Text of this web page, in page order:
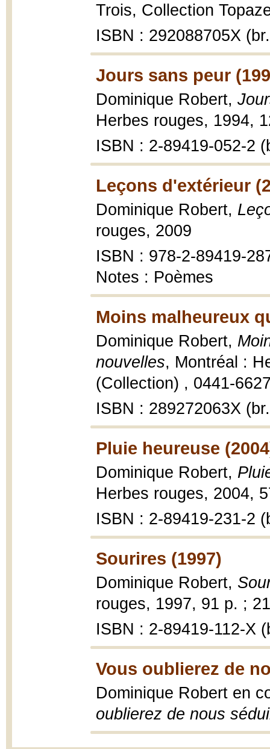
Trois, Collection
ISBN : 292088705X
Jours sans peur
Dominique Robert,
Herbes rouges, 1994,
ISBN : 2-89419-052-2
Leçons d'extérieur
Dominique Robert,
rouges, 2009
ISBN : 978-2-89419-
Notes : Poèmes
Moins malheureux
Dominique Robert,
nouvelles, Montréal :
(Collection) , 0441-
ISBN : 289272063X
Pluie heureuse
Dominique Robert,
Herbes rouges, 2004,
ISBN : 2-89419-231-2
Sourires (1997)
Dominique Robert,
rouges, 1997, 91 p. ;
ISBN : 2-89419-112-X
Vous oublierez de
Dominique Robert en
oublierez de nous